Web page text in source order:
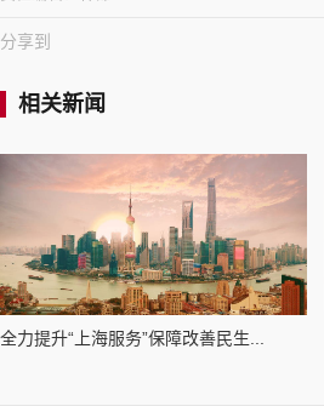
分享到
相关新闻
全力提升“上海服务”保障改善民生...